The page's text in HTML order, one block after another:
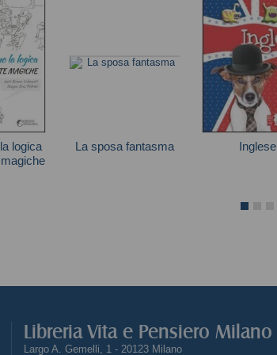
logica
La sposa fantasma Inglese
Libreria Vita e Pensiero Milano
Largo A. Gemelli, 1 - 20123 Milano